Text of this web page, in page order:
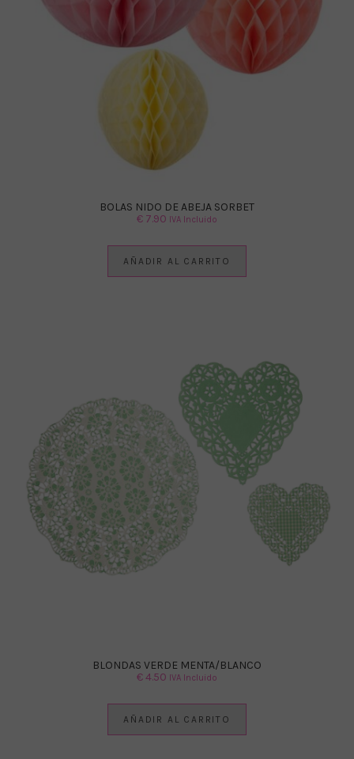
BOLAS NIDO DE ABEJA SORBET
€ 7.90 IVA Incluido
AÑADIR AL CARRITO
BLONDAS VERDE MENTA/BLANCO
€4.50 IVA Incluido
AÑADIR AL CARRITO